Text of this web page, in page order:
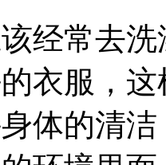
经常去
衣服，
体的清